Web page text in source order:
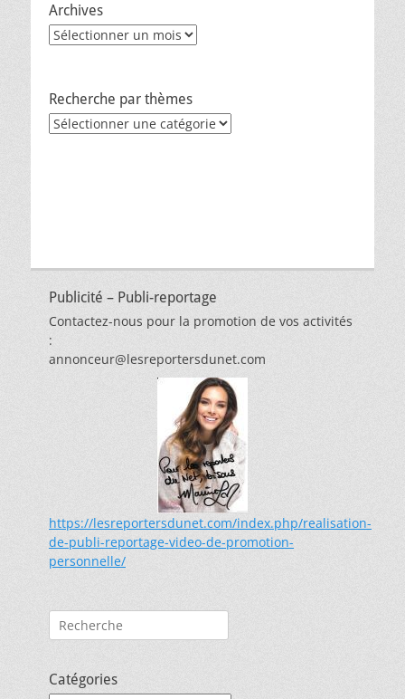
Archives
Archives
Recherche par thèmes
Recherche
Publicité – Publi-reportage
Contactez-nous pour la promotion de vos activités
:
annonceur@lesreportersdunet.com
https://lesreportersdunet.com/index.php/realisation-
de-publi-reportage-video-de-promotion-
personnelle/
Rechercher :
Catégories